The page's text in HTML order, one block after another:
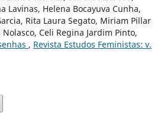
Lavinas, Helena Bocayuva Cunha,
Rita Laura Segato, Miriam Pillar
Nolasco, Celi Regina Jardim Pinto,
, Revista Estudos Feministas: v.